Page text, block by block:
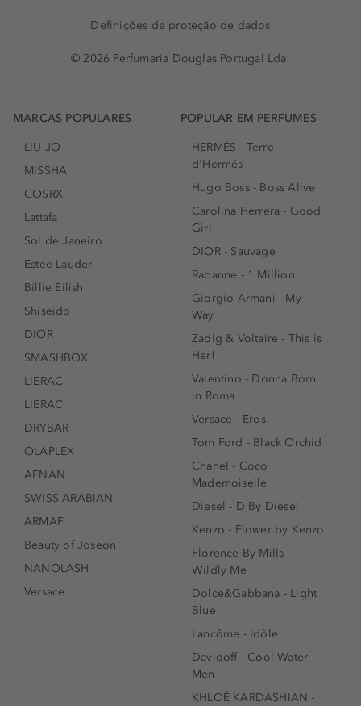
Definições de proteção de dados
© 2026 Perfumaria Douglas Portugal Lda.
MARCAS POPULARES
LIU JO
MISSHA
COSRX
Lattafa
Sol de Janeiro
Estée Lauder
Billie Eilish
Shiseido
DIOR
SMASHBOX
LIERAC
LIERAC
DRYBAR
OLAPLEX
AFNAN
SWISS ARABIAN
ARMAF
Beauty of Joseon
NANOLASH
Versace
POPULAR EM PERFUMES
HERMÈS - Terre
d'Hermés
Hugo Boss - Boss Alive
Carolina Herrera - Good
Girl
DIOR - Sauvage
Rabanne - 1 Million
Giorgio Armani - My
Way
Zadig & Voltaire - This is
Her!
Valentino - Donna Born
in Roma
Versace - Eros
Tom Ford - Black Orchid
Chanel - Coco
Mademoiselle
Diesel - D By Diesel
Kenzo - Flower by Kenzo
Florence By Mills -
Wildly Me
Dolce&Gabbana - Light
Blue
Lancôme - Idôle
Davidoff - Cool Water
Men
KHLOÉ KARDASHIAN -